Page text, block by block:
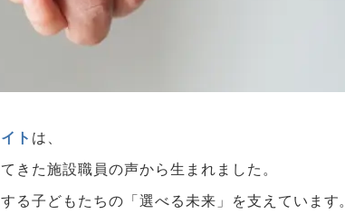
ト は、
きた施設職員の声から生まれました。
る子どもたちの「選べる未来」を支えています。